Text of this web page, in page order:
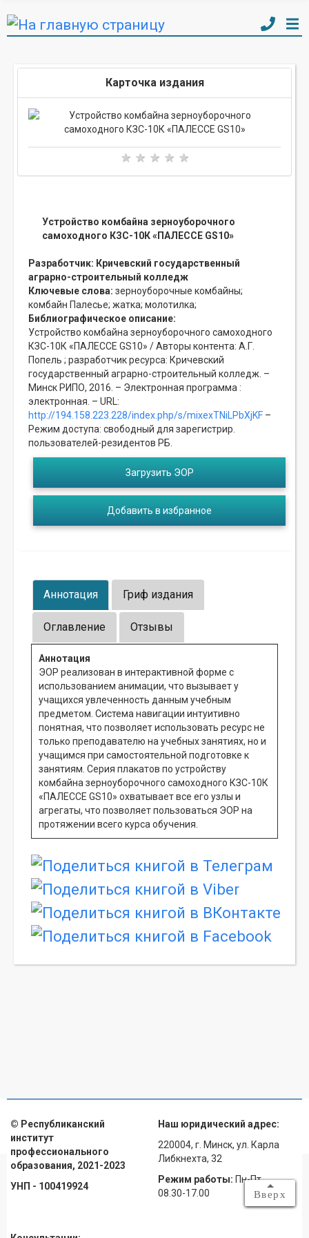
Карточка издания
Устройство комбайна зерноуборочного
самоходного КЗС-10К «ПАЛЕССЕ GS10»
Разработчик: Кричевский государственный
аграрно-строительный колледж
Ключевые слова: зерноуборочные комбайны;
комбайн Палесье; жатка; молотилка;
Библиографическое описание:
Устройство комбайна зерноуборочного самоходного
КЗС-10К «ПАЛЕССЕ GS10» / Авторы контента: А.Г.
Попель ; разработчик ресурса: Кричевский
государственный аграрно-строительный колледж. –
Минск РИПО, 2016. – Электронная программа :
электронная. – URL:
http://194.158.223.228/index.php/s/mixexTNiLPbXjKF –
Режим доступа: свободный для зарегистрир.
пользователей-резидентов РБ.
Загрузить ЭОР
Добавить в избранное
Аннотация Гриф издания
Оглавление Отзывы
Аннотация
ЭОР реализован в интерактивной форме с
использованием анимации, что вызывает у
учащихся увлеченность данным учебным
предметом. Система навигации интуитивно
понятная, что позволяет использовать ресурс не
только преподавателю на учебных занятиях, но и
учащимся при самостоятельной подготовке к
занятиям. Серия плакатов по устройству
комбайна зерноуборочного самоходного КЗС-10К
«ПАЛЕССЕ GS10» охватывает все его узлы и
агрегаты, что позволяет пользоваться ЭОР на
протяжении всего курса обучения.
Вверх
© Республиканский
институт
профессионального
образования, 2021-2023
УНП - 100419924
Наш юридический адрес:
220004, г. Минск, ул. Карла
Либкнехта, 32
Режим работы: Пн-Пт
08.30-17.00